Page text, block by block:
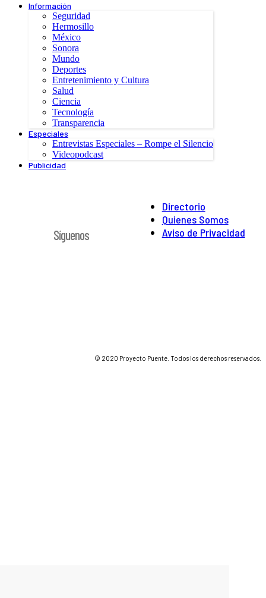
Información
Seguridad
Hermosillo
México
Sonora
Mundo
Deportes
Entretenimiento y Cultura
Salud
Ciencia
Tecnología
Transparencia
Especiales
Entrevistas Especiales – Rompe el Silencio
Videopodcast
Publicidad
Directorio
Quienes Somos
Aviso de Privacidad
Síguenos
© 2020 Proyecto Puente. Todos los derechos reservados.